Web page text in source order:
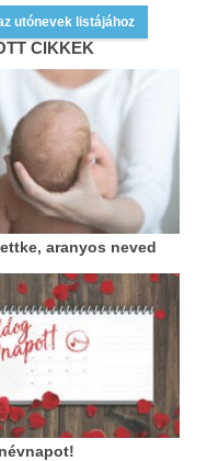
utónevek listájához
CIKKEK
aranyos neved